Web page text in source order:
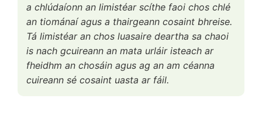
a chlúdaíonn an limistéar scíthe faoi chos chlé
an tiománaí agus a thairgeann cosaint bhreise.
Tá limistéar an chos luasaire deartha sa chaoi
is nach gcuireann an mata urláir isteach ar
fheidhm an chosáin agus ag an am céanna
cuireann sé cosaint uasta ar fáil.